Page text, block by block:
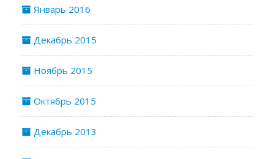
Январь 2016
Декабрь 2015
Ноябрь 2015
Октябрь 2015
Декабрь 2013